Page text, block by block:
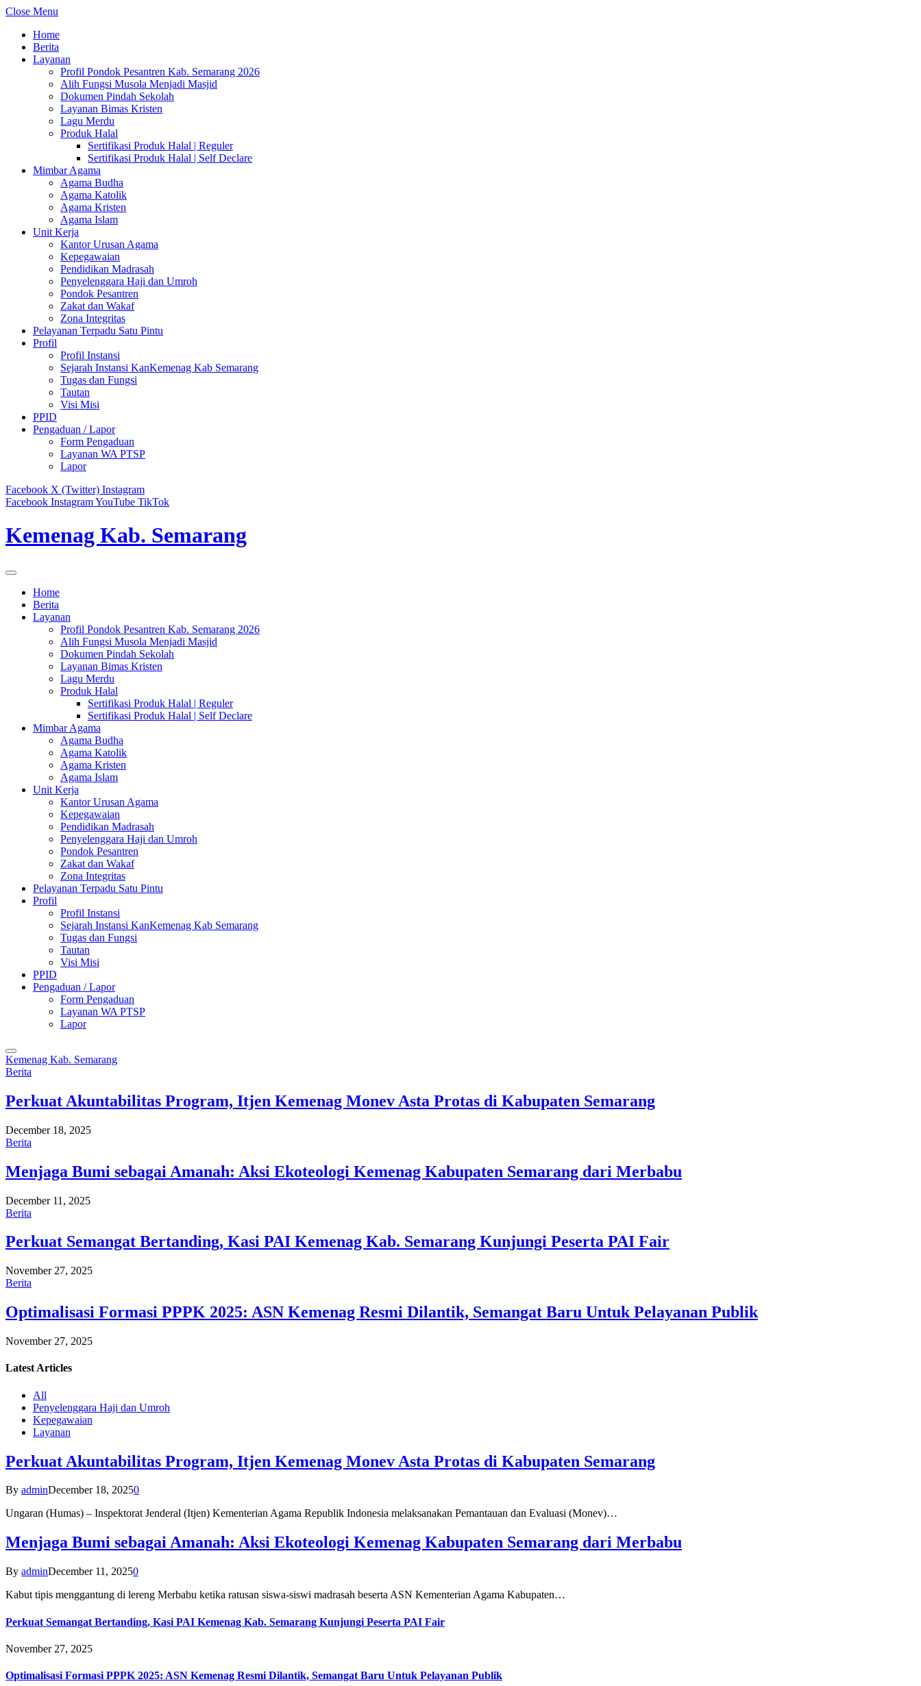
Close Menu
Home
Berita
Layanan
Profil Pondok Pesantren Kab. Semarang 2026
Alih Fungsi Musola Menjadi Masjid
Dokumen Pindah Sekolah
Layanan Bimas Kristen
Lagu Merdu
Produk Halal
Sertifikasi Produk Halal | Reguler
Sertifikasi Produk Halal | Self Declare
Mimbar Agama
Agama Budha
Agama Katolik
Agama Kristen
Agama Islam
Unit Kerja
Kantor Urusan Agama
Kepegawaian
Pendidikan Madrasah
Penyelenggara Haji dan Umroh
Pondok Pesantren
Zakat dan Wakaf
Zona Integritas
Pelayanan Terpadu Satu Pintu
Profil
Profil Instansi
Sejarah Instansi KanKemenag Kab Semarang
Tugas dan Fungsi
Tautan
Visi Misi
PPID
Pengaduan / Lapor
Form Pengaduan
Layanan WA PTSP
Lapor
Facebook X (Twitter) Instagram
Facebook InstagramYouTube TikTok
Kemenag Kab. Semarang
Home
Berita
Layanan
Profil Pondok Pesantren Kab. Semarang 2026
Alih Fungsi Musola Menjadi Masjid
Dokumen Pindah Sekolah
Layanan Bimas Kristen
Lagu Merdu
Produk Halal
Sertifikasi Produk Halal | Reguler
Sertifikasi Produk Halal | Self Declare
Mimbar Agama
Agama Budha
Agama Katolik
Agama Kristen
Agama Islam
Unit Kerja
Kantor Urusan Agama
Kepegawaian
Pendidikan Madrasah
Penyelenggara Haji dan Umroh
Pondok Pesantren
Zakat dan Wakaf
Zona Integritas
Pelayanan Terpadu Satu Pintu
Profil
Profil Instansi
Sejarah Instansi KanKemenag Kab Semarang
Tugas dan Fungsi
Tautan
Visi Misi
PPID
Pengaduan / Lapor
Form Pengaduan
Layanan WA PTSP
Lapor
Kemenag Kab. Semarang
Berita
Perkuat Akuntabilitas Program, Itjen Kemenag Monev Asta Protas di Kabupaten Semarang
December 18, 2025
Berita
Menjaga Bumi sebagai Amanah: Aksi Ekoteologi Kemenag Kabupaten Semarang dari Merbabu
December 11, 2025
Berita
Perkuat Semangat Bertanding, Kasi PAI Kemenag Kab. Semarang Kunjungi Peserta PAI Fair
November 27, 2025
Berita
Optimalisasi Formasi PPPK 2025: ASN Kemenag Resmi Dilantik, Semangat Baru Untuk Pelayanan Publik
November 27, 2025
Latest Articles
All
Penyelenggara Haji dan Umroh
Kepegawaian
Layanan
Perkuat Akuntabilitas Program, Itjen Kemenag Monev Asta Protas di Kabupaten Semarang
By adminDecember 18, 20250
Ungaran (Humas) – Inspektorat Jenderal (Itjen) Kementerian Agama Republik Indonesia melaksanakan Pemantauan dan Evaluasi (Monev)…
Menjaga Bumi sebagai Amanah: Aksi Ekoteologi Kemenag Kabupaten Semarang dari Merbabu
By adminDecember 11, 20250
Kabut tipis menggantung di lereng Merbabu ketika ratusan siswa-siswi madrasah beserta ASN Kementerian Agama Kabupaten…
Perkuat Semangat Bertanding, Kasi PAI Kemenag Kab. Semarang Kunjungi Peserta PAI Fair
November 27, 2025
Optimalisasi Formasi PPPK 2025: ASN Kemenag Resmi Dilantik, Semangat Baru Untuk Pelayanan Publik